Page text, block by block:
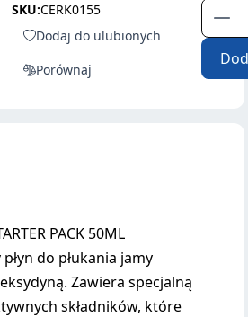
SKU:CERK0155
Dodaj do ulubionych
Porównaj
PACK 50ML
do płukania jamy
Zawiera specjalną
składników, które